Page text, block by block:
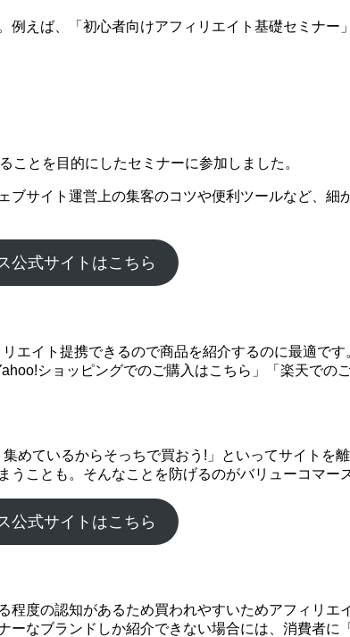
えば、「初心者向けアフィリエイト基礎セミナー
とを目的にしたセミナーに参加しました。
サイト運営上の集客のコツや便利ツールなど、細
公式サイトはこちら
エイト提携できるので商品を紹介するのに最適で
ショッピングでのご購入はこちら」「楽天での
めているからそっちで買おう!」といってサイトを
ことも。そんなことを防げるのがバリューコマー
公式サイトはこちら
度の認知があるため買われやすいためアフィリエ
なブランドしか紹介できない場合には、消費者に